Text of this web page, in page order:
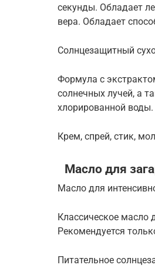
секунды. Обладает
вера. Обладает
Солнцезащитный
Формула с
солнечных лучей, а
хлорированной воды.
Крем, спрей, стик,
Масло для
Масло для
Классическое масло
Рекомендуется
Питательное